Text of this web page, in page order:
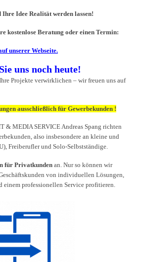
Ihre Idee Realität werden lassen!
kostenlose Beratung oder einen Termin:
unserer Webseite.
uns noch heute!
Projekte verwirklichen – wir freuen uns auf
ausschließlich für Gewerbekunden !
& MEDIA SERVICE Andreas Spang richten
also insbesondere an kleine und
Freiberufler und Solo-Selbstständige.
für Privatkunden an. Nur so können wir
von individuellen Lösungen,
einem professionellen Service profitieren.